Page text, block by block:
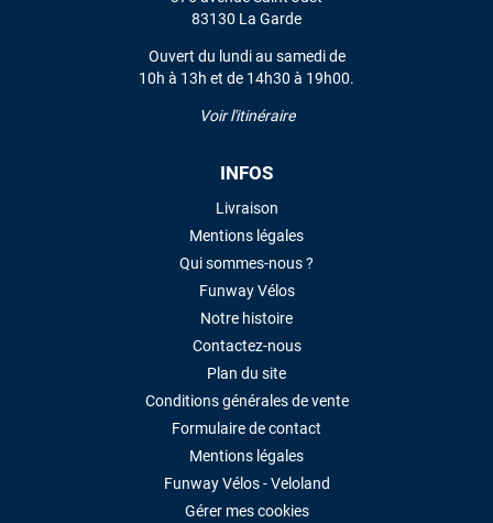
83130 La Garde
Ouvert du lundi au samedi de
10h à 13h et de 14h30 à 19h00.
Voir l'itinéraire
INFOS
Livraison
Mentions légales
Qui sommes-nous ?
Funway Vélos
Notre histoire
Contactez-nous
Plan du site
Conditions générales de vente
Formulaire de contact
Mentions légales
Funway Vélos - Veloland
Gérer mes cookies
VOIR TOUS LES AVIS
LAISSER UN AVIS